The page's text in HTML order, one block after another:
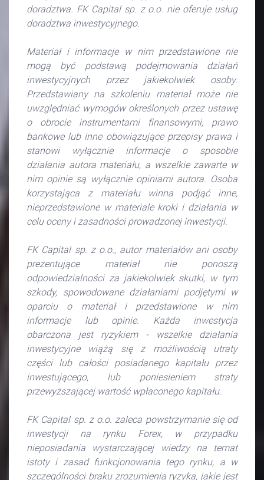
doradztwa. FK Capital sp. z o.o. nie oferuje usług
doradztwa inwestycyjnego.
Materiał i informacje w nim przedstawione nie
mogą być podstawą podejmowania działań
inwestycyjnych przez jakiekolwiek osoby.
Przedstawiany na szkoleniu materiał może nie
uwzględniać wymogów określonych przez ustawę
o obrocie instrumentami finansowymi, prawo
bankowe lub inne obowiązujące przepisy prawa i
stanowi wyłącznie informacje o sposobie
działania autora materiału, a wszelkie zawarte w
nim opinie są wyłącznie opiniami autora. Osoba
korzystająca z materiału winna podjąć inne,
nieprzedstawione w materiale kroki i działania w
celu oceny i zasadności prowadzonej inwestycji.
FK Capital sp. z o.o., autor materiałów ani osoby
prezentujące materiał nie ponoszą
odpowiedzialności za jakiekolwiek skutki, w tym
szkody, spowodowane działaniami podjętymi w
oparciu o materiał i przedstawione w nim
informacje lub opinie. Każda inwestycja
obarczona jest ryzykiem - wszelkie działania
inwestycyjne wiążą się z możliwością utraty
części lub całości posiadanego kapitału przez
inwestującego, lub poniesieniem straty
przewyższającej wartość wpłaconego kapitału.
FK Capital sp. z o.o. zaleca powstrzymanie się od
inwestycji na rynku Forex, w przypadku
nieposiadania wystarczającej wiedzy na temat
istoty i zasad funkcjonowania tego rynku, a w
szczególności braku zrozumienia ryzyka, jakie jest